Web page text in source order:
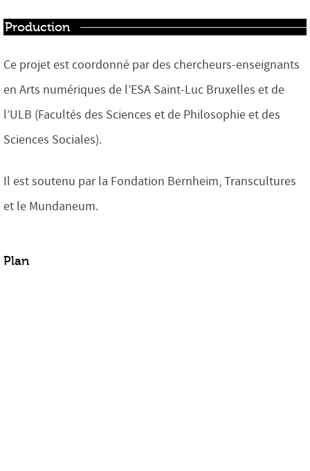
Production
Ce projet est coordonné par des chercheurs-enseignants
en Arts numériques de l’ESA Saint-Luc Bruxelles et de
l’ULB (Facultés des Sciences et de Philosophie et des
Sciences Sociales).
Il est soutenu par la Fondation Bernheim, Transcultures
et le Mundaneum.
Plan